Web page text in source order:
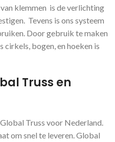
klemmen is de verlichting
Tevens is ons systeem
Door gebruik te maken
cirkels, bogen, en hoeken is
Truss en
Truss voor Nederland.
om snel te leveren. Global